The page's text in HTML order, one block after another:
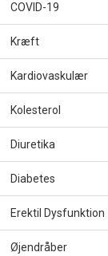
COVID-19
Kræft
Kardiovaskulær
Kolesterol
Diuretika
Diabetes
Erektil Dysfunktion
Øjendråber